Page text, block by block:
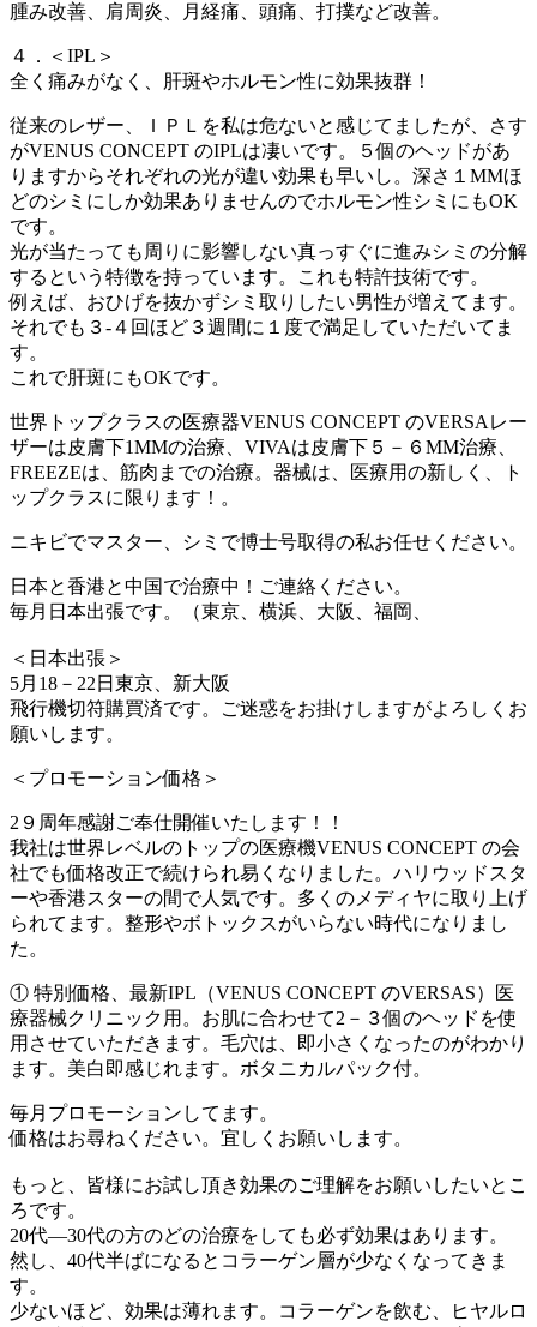
腫み改善、肩周炎、月経痛、頭痛、打撲など改善。
４．＜IPL＞
全く痛みがなく、肝斑やホルモン性に効果抜群！
従来のレザー、ＩＰＬを私は危ないと感じてましたが、さす
がVENUS CONCEPT のIPLは凄いです。５個のヘッドがあ
りますからそれぞれの光が違い効果も早いし。深さ１MMほ
どのシミにしか効果ありませんのでホルモン性シミにもOK
です。
光が当たっても周りに影響しない真っすぐに進みシミの分解
するという特徴を持っています。これも特許技術です。
例えば、おひげを抜かずシミ取りしたい男性が増えてます。
それでも３-４回ほど３週間に１度で満足していただいてま
す。
これで肝斑にもOKです。
世界トップクラスの医療器VENUS CONCEPT のVERSAレー
ザーは皮膚下1MMの治療、VIVAは皮膚下５－６MM治療、
FREEZEは、筋肉までの治療。器械は、医療用の新しく、ト
ップクラスに限ります！。
ニキビでマスター、シミで博士号取得の私お任せください。
日本と香港と中国で治療中！ご連絡ください。
毎月日本出張です。（東京、横浜、大阪、福岡、
＜日本出張＞
5月18－22日東京、新大阪
飛行機切符購買済です。ご迷惑をお掛けしますがよろしくお
願いします。
＜プロモーション価格＞
2９周年感謝ご奉仕開催いたします！！
我社は世界レベルのトップの医療機VENUS CONCEPT の会
社でも価格改正で続けられ易くなりました。ハリウッドスタ
ーや香港スターの間で人気です。多くのメディヤに取り上げ
られてます。整形やボトックスがいらない時代になりまし
た。
① 特別価格、最新IPL（VENUS CONCEPT のVERSAS）医
療器械クリニック用。お肌に合わせて2－３個のヘッドを使
用させていただきます。毛穴は、即小さくなったのがわかり
ます。美白即感じれます。ボタニカルパック付。
毎月プロモーションしてます。
価格はお尋ねください。宜しくお願いします。
もっと、皆様にお試し頂き効果のご理解をお願いしたいとこ
ろです。
20代―30代の方のどの治療をしても必ず効果はあります。
然し、40代半ばになるとコラーゲン層が少なくなってきま
す。
少ないほど、効果は薄れます。コラーゲンを飲む、ヒヤルロ